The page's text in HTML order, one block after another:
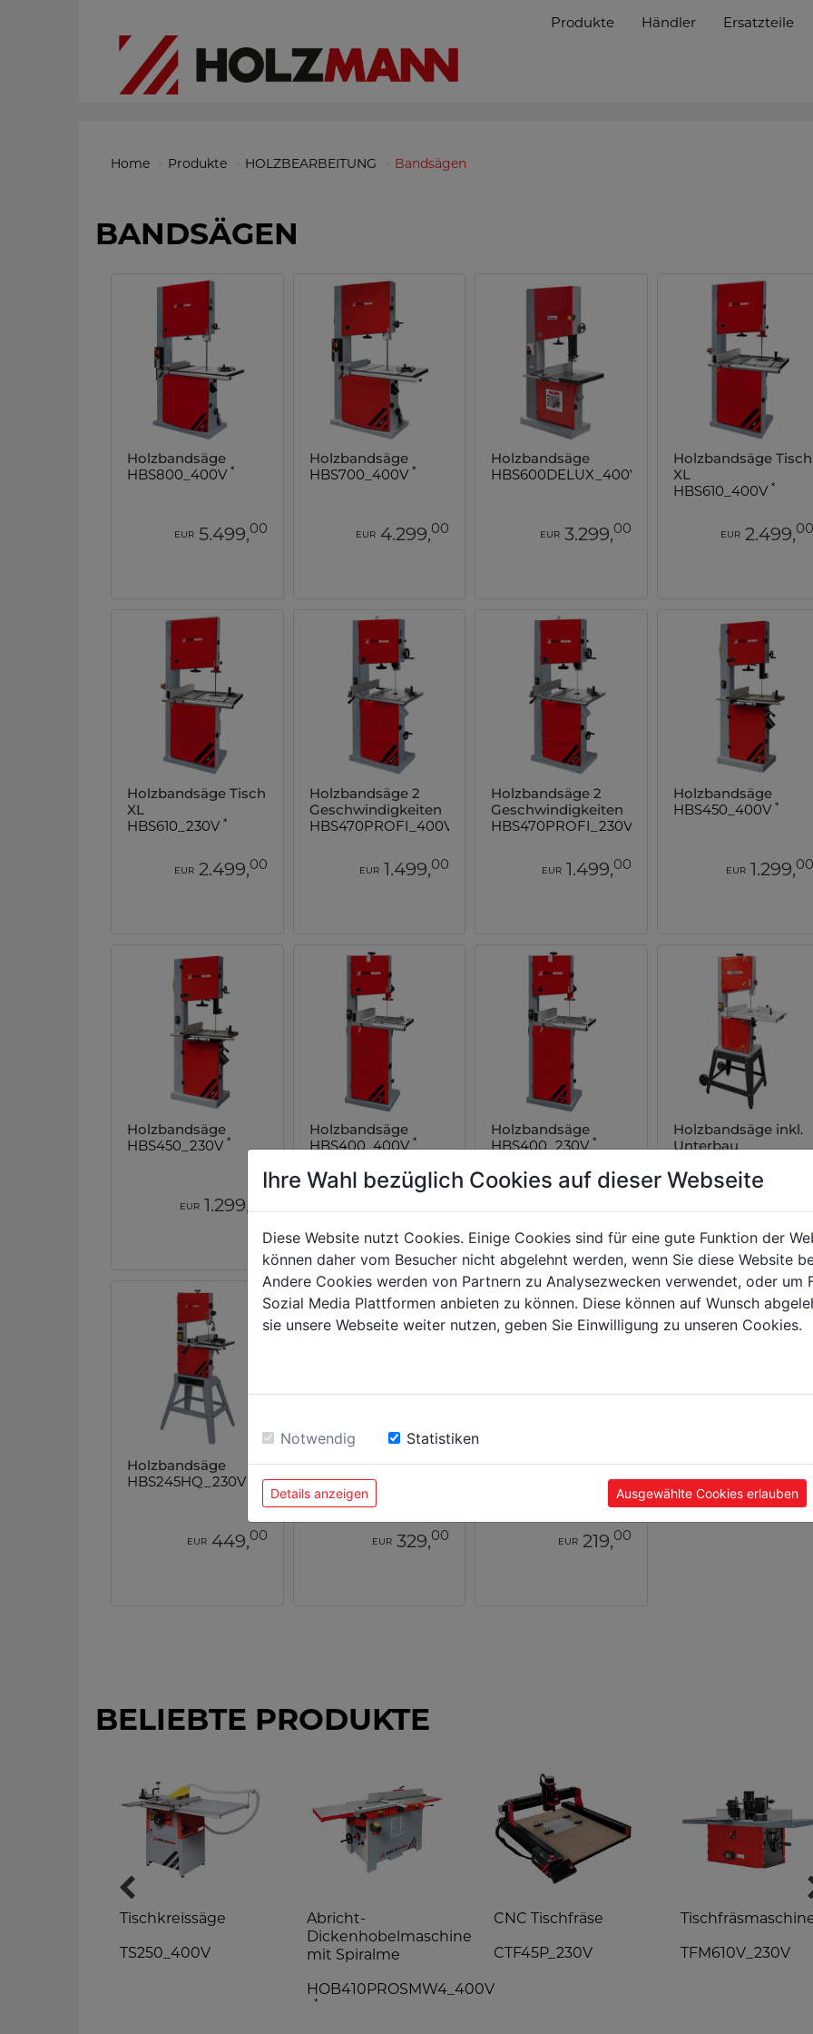
Produkte Händler Ersatzteile
Home Produkte HOLZBEARBEITUNG Bandsägen
BANDSÄGEN
Holzbandsäge
HBS800_400V *
EUR 5.499,00
Holzbandsäge
HBS700_400V *
EUR 4.299,00
Holzbandsäge
HBS600DELUX_400V
EUR 3.299,00
Holzbandsäge Tisch
XL
HBS610_400V *
EUR 2.499,00
Holzbandsäge Tisch
XL
HBS610_230V *
EUR 2.499,00
Holzbandsäge 2
Geschwindigkeiten
HBS470PROFI_400V
EUR 1.499,00
Holzbandsäge 2
Geschwindigkeiten
HBS470PROFI_230V
EUR 1.499,00
Holzbandsäge
HBS450_400V *
EUR 1.299,00
Holzbandsäge
HBS450_230V *
EUR 1.299,
Holzbandsäge
HBS400_400V*
Holzbandsäge
HBS400_230V*
Holzbandsäge inkl.
Unterbau
Holzbandsäge
HBS245HQ_230V
EUR 449,00
Holzbandsäge
HBS230HQ_230V
EUR 329,00
Holzbandsäge
HBS230ECO_230V
EUR 219,00
BELIEBTE PRODUKTE
Tischkreissäge
TS250_400V
Abricht-
Dickenhobelmaschine
mit Spiralme
HOB410PROSMW4_400V
*
CNC Tischfräse
CTF45P_230V
TFM610V_230V
Ihre Wahl bezüglich Cookies auf dieser Webseite
Diese Website nutzt Cookies. Einige Cookies sind für eine gute Funktion der
können daher vom Besucher nicht abgelehnt werden, wenn Sie diese Website
Andere Cookies werden von Partnern zu Analysezwecken verwendet, oder um
Sozial Media Plattformen anbieten zu können. Diese können auf Wunsch
sie unsere Webseite weiter nutzen, geben Sie Einwilligung zu unseren Cookies.
Notwendig Statistiken
Details anzeigen Ausgewählte Cookies erlauben